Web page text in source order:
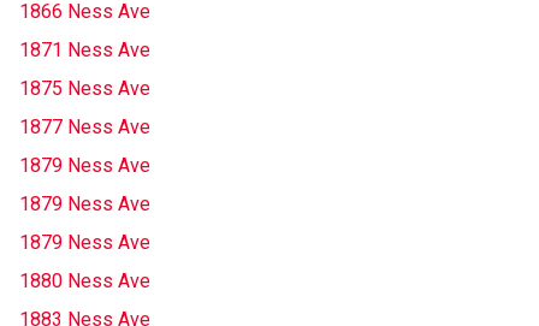
1866 Ness Ave
1871 Ness Ave
1875 Ness Ave
1877 Ness Ave
1879 Ness Ave
1879 Ness Ave
1879 Ness Ave
1880 Ness Ave
1883 Ness Ave